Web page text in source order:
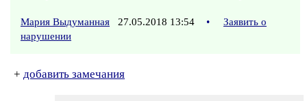
Мария Выдуманная 27.05.2018 13:54 •
Заявить о
нарушении
+ добавить замечания